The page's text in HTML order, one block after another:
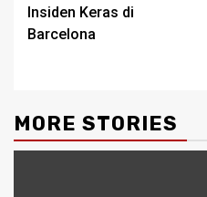
Insiden Keras di
Barcelona
MORE STORIES